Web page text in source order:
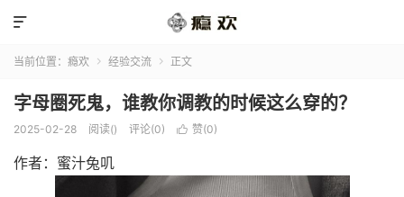

当前位置： 瘾欢  经验交流  正文
字母圈死鬼，谁教你调教的时候这么穿的？
2025-02-28 阅读() 评论(0)  赞(0)
作者：蜜汁兔叽